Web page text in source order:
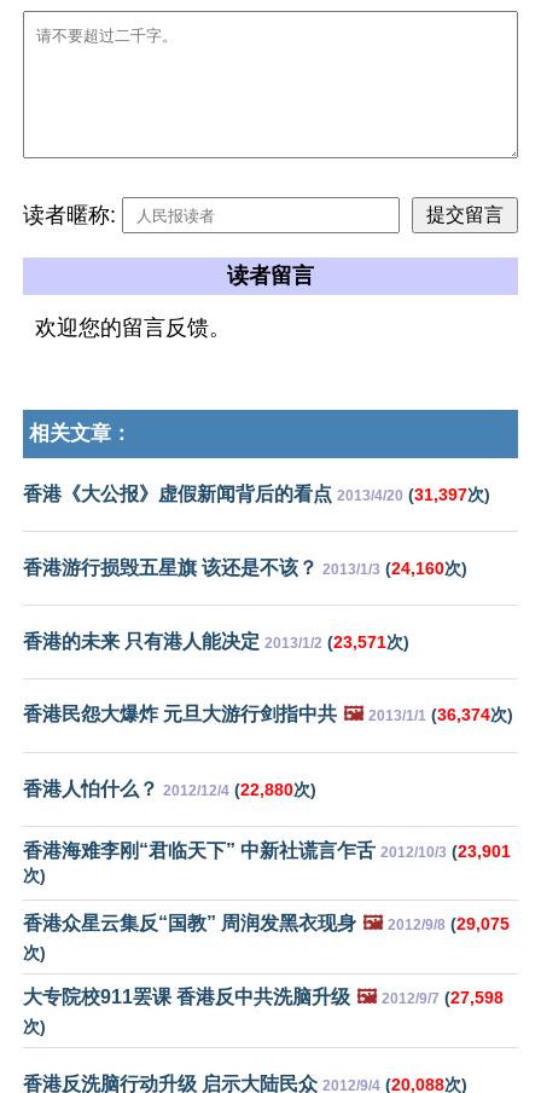
读者暱称:
读者留言
欢迎您的留言反馈。
相关文章：
香港《大公报》虚假新闻背后的看点 2013/4/20 (31,397次)
香港游行损毁五星旗 该还是不该？ 2013/1/3 (24,160次)
香港的未来 只有港人能决定 2013/1/2 (23,571次)
香港民怨大爆炸 元旦大游行剑指中共 🖼️ 2013/1/1 (36,374次)
香港人怕什么？ 2012/12/4 (22,880次)
香港海难李刚“君临天下” 中新社谎言乍舌 2012/10/3 (23,901
次)
香港众星云集反“国教” 周润发黑衣现身 🖼️ 2012/9/8 (29,075
次)
大专院校911罢课 香港反中共洗脑升级 🖼️ 2012/9/7 (27,598
次)
香港反洗脑行动升级 启示大陆民众 2012/9/4 (20,088次)